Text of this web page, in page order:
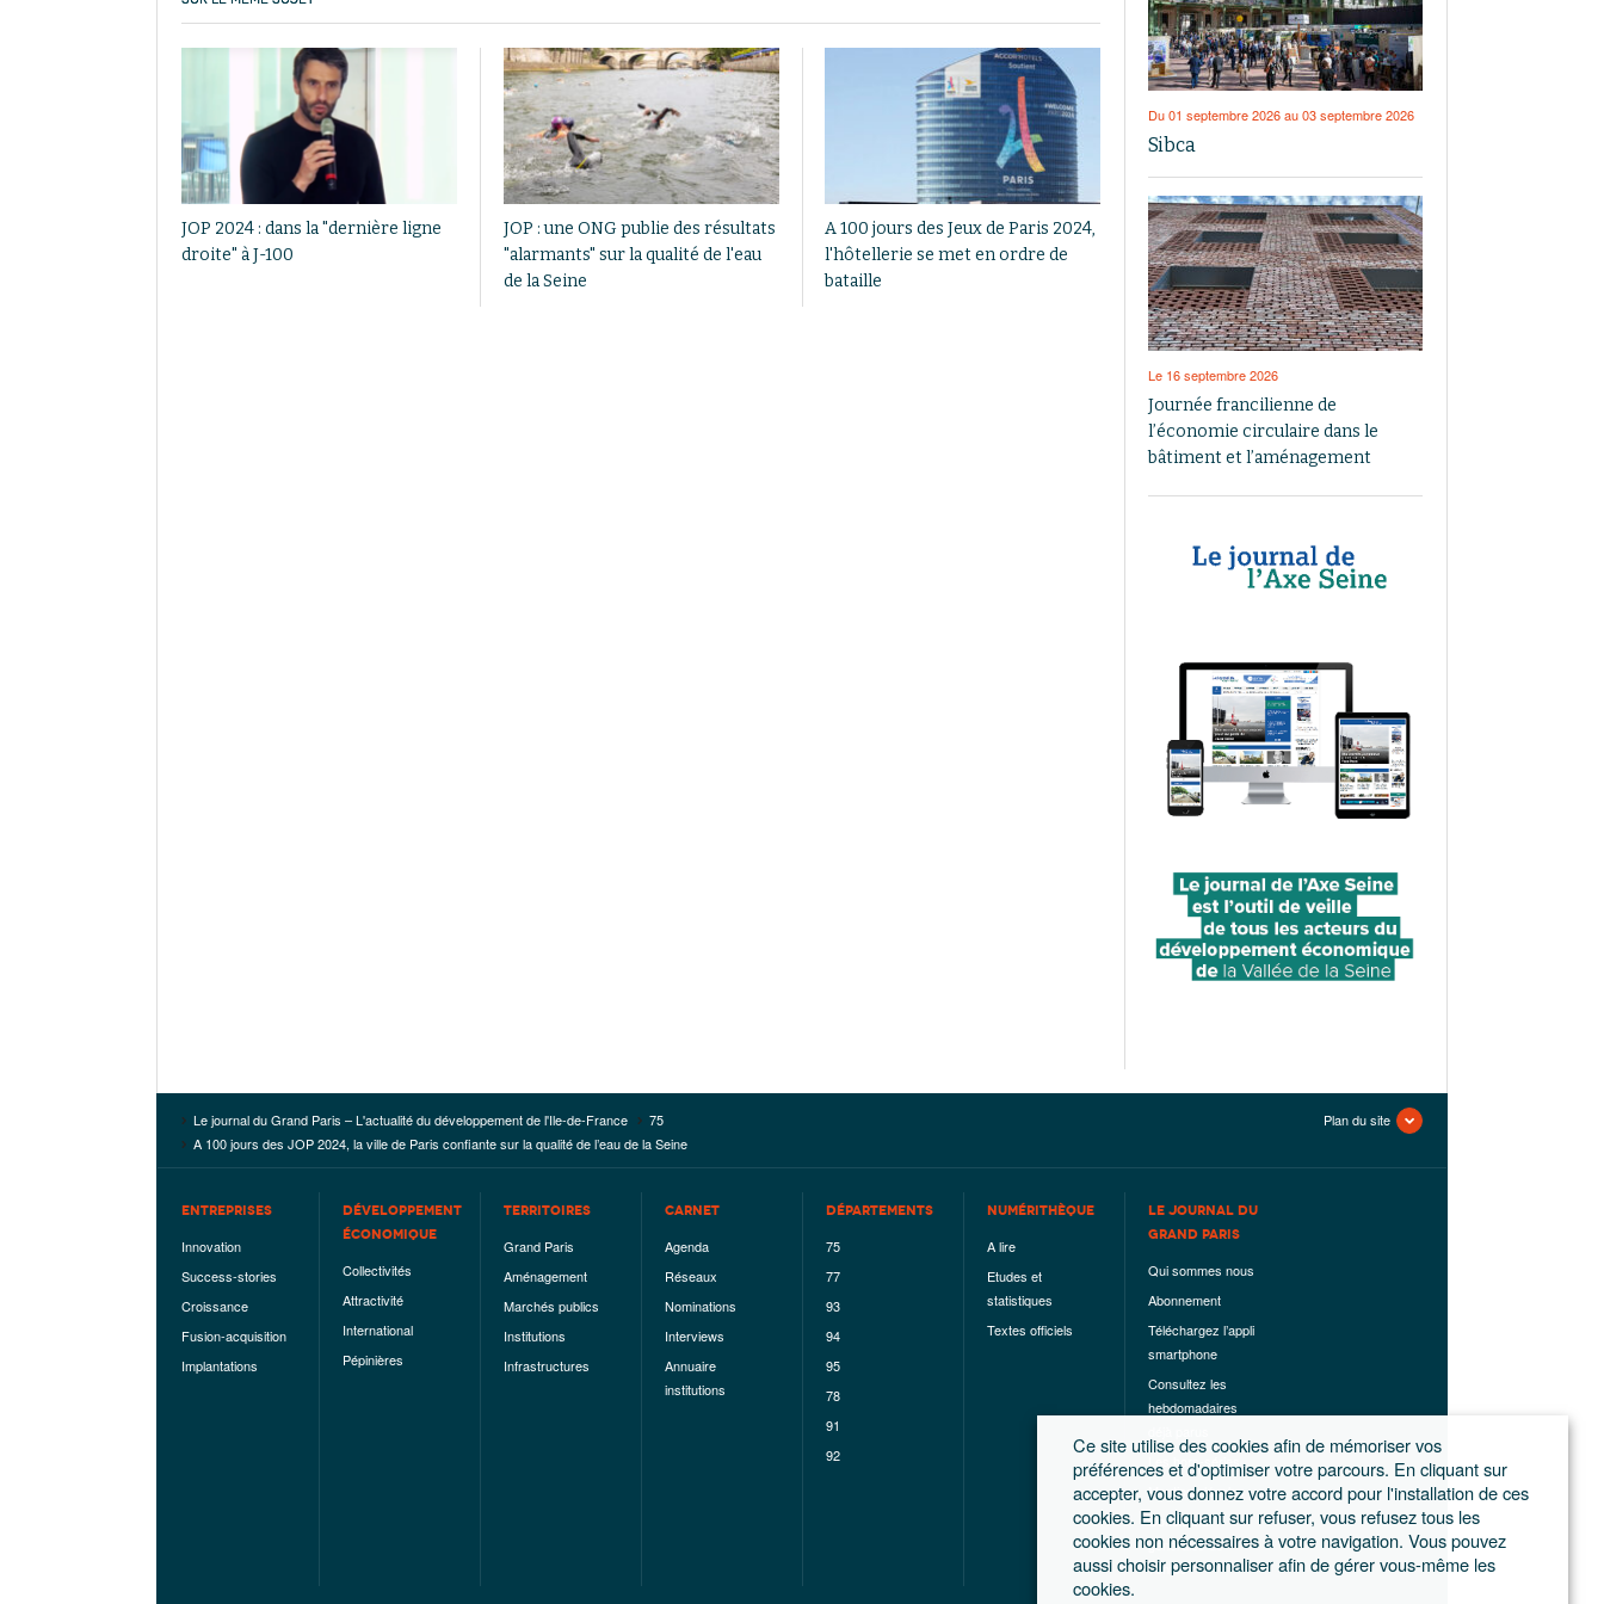
JOP 2024 : dans la "dernière ligne
droite" à J-100
JOP : une ONG publie des résultats
"alarmants" sur la qualité de l'eau
de la Seine
A 100 jours des Jeux de Paris 2024,
l'hôtellerie se met en ordre de
bataille
Du 01 septembre 2026 au 03 septembre 2026
Sibca
Le 16 septembre 2026
Journée francilienne de
l’économie circulaire dans le
bâtiment et l’aménagement
Le journal du Grand Paris – L'actualité du développement de l'Ile-de-France
75
A 100 jours des JOP 2024, la ville de Paris confiante sur la qualité de l’eau de la Seine
Plan du site
ENTREPRISES
Innovation
Success-stories
Croissance
Fusion-acquisition
Implantations
DÉVELOPPEMENT
ÉCONOMIQUE
Collectivités
Attractivité
International
Pépinières
TERRITOIRES
Grand Paris
Aménagement
Marchés publics
Institutions
Infrastructures
CARNET
Agenda
Réseaux
Nominations
Interviews
Annuaire
institutions
DÉPARTEMENTS
75
77
93
94
95
78
91
92
NUMÉRITHÈQUE
A lire
Etudes et
statistiques
Textes officiels
LE JOURNAL DU
GRAND PARIS
Qui sommes nous
Abonnement
Téléchargez l’appli
smartphone
Consultez les
hebdomadaires
Les hors-séries
Mentions légales
Conditions
générales de
ventes
Ce site utilise des cookies afin de mémoriser vos
préférences et d'optimiser votre parcours. En cliquant sur
accepter, vous donnez votre accord pour l'installation de ces
cookies. En cliquant sur refuser, vous refusez tous les
cookies non nécessaires à votre navigation. Vous pouvez
aussi choisir personnaliser afin de gérer vous-même les
cookies.